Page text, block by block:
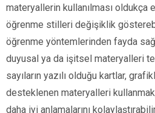
materyallerin kullanılması oldukça
öğrenme stilleri değişiklik
öğrenme yöntemlerinden fayda
duyusal ya da işitsel materyalleri
sayıların yazılı olduğu kartlar,
desteklenen materyalleri
daha iyi anlamalarını